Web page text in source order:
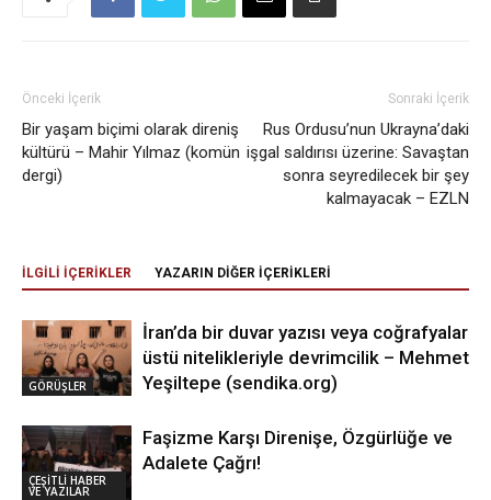
Önceki İçerik
Bir yaşam biçimi olarak direniş
kültürü – Mahir Yılmaz (komün
dergi)
Sonraki İçerik
Rus Ordusu’nun Ukrayna’daki
işgal saldırısı üzerine: Savaştan
sonra seyredilecek bir şey
kalmayacak – EZLN
İLGİLİ İÇERİKLER YAZARIN DİĞER İÇERİKLERİ
GÖRÜŞLER
İran’da bir duvar yazısı veya coğrafyalar
üstü nitelikleriyle devrimcilik – Mehmet
Yeşiltepe (sendika.org)
ÇEŞİTLİ HABER
VE YAZILAR
Faşizme Karşı Direnişe, Özgürlüğe ve
Adalete Çağrı!